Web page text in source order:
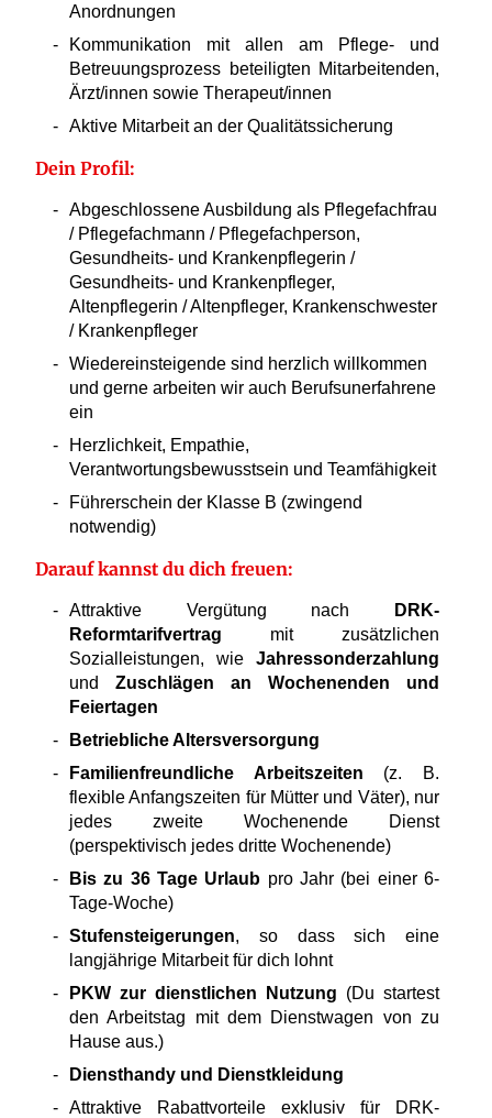
Anordnungen
Kommunikation mit allen am Pflege- und
Betreuungsprozess beteiligten Mitarbeitenden,
Ärzt/innen sowie Therapeut/innen
Aktive Mitarbeit an der Qualitätssicherung
Dein Profil:
Abgeschlossene Ausbildung als Pflegefachfrau
/ Pflegefachmann / Pflegefachperson,
Gesundheits- und Krankenpflegerin /
Gesundheits- und Krankenpfleger,
Altenpflegerin / Altenpfleger, Krankenschwester
/ Krankenpfleger
Wiedereinsteigende sind herzlich willkommen
und gerne arbeiten wir auch Berufsunerfahrene
ein
Herzlichkeit, Empathie,
Verantwortungsbewusstsein und Teamfähigkeit
Führerschein der Klasse B (zwingend
notwendig)
Darauf kannst du dich freuen:
Attraktive Vergütung nach
DRK-
Reformtarifvertrag mit zusätzlichen
Sozialleistungen, wie Jahressonderzahlung
und Zuschlägen an Wochenenden und
Feiertagen
Betriebliche Altersversorgung
Familienfreundliche Arbeitszeiten (z. B.
flexible Anfangszeiten für Mütter und Väter), nur
jedes zweite Wochenende Dienst
(perspektivisch jedes dritte Wochenende)
Bis zu 36 Tage Urlaub pro Jahr (bei einer 6-
Tage-Woche)
Stufensteigerungen, so dass sich eine
langjährige Mitarbeit für dich lohnt
PKW zur dienstlichen Nutzung (Du startest
den Arbeitstag mit dem Dienstwagen von zu
Hause aus.)
Diensthandy und Dienstkleidung
Attraktive Rabattvorteile exklusiv für DRK-